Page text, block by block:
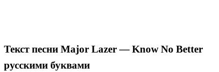
Текст песни Major Lazer — Know No Better
русскими буквами